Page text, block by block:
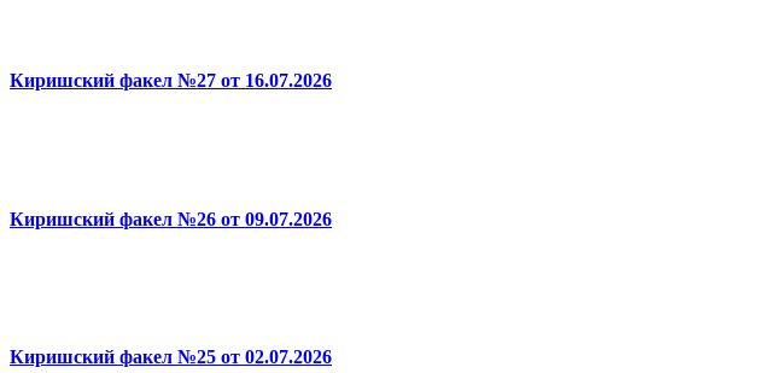
Киришский факел №27 от 16.07.2026
Киришский факел №26 от 09.07.2026
Киришский факел №25 от 02.07.2026